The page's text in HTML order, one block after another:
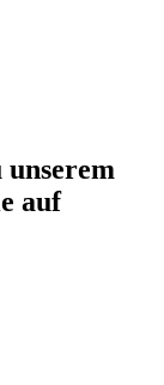
unserem
auf